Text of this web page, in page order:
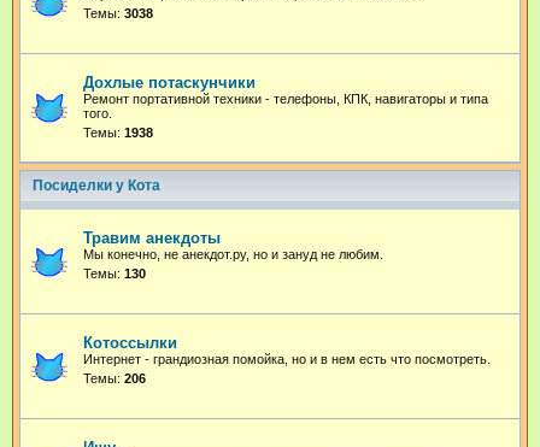
Темы: 3038
Дохлые потаскунчики
Ремонт портативной техники - телефоны, КПК, навигаторы и типа
того.
Темы: 1938
Посиделки у Кота
Травим анекдоты
Мы конечно, не анекдот.ру, но и зануд не любим.
Темы: 130
Котоссылки
Интернет - грандиозная помойка, но и в нем есть что посмотреть.
Темы: 206